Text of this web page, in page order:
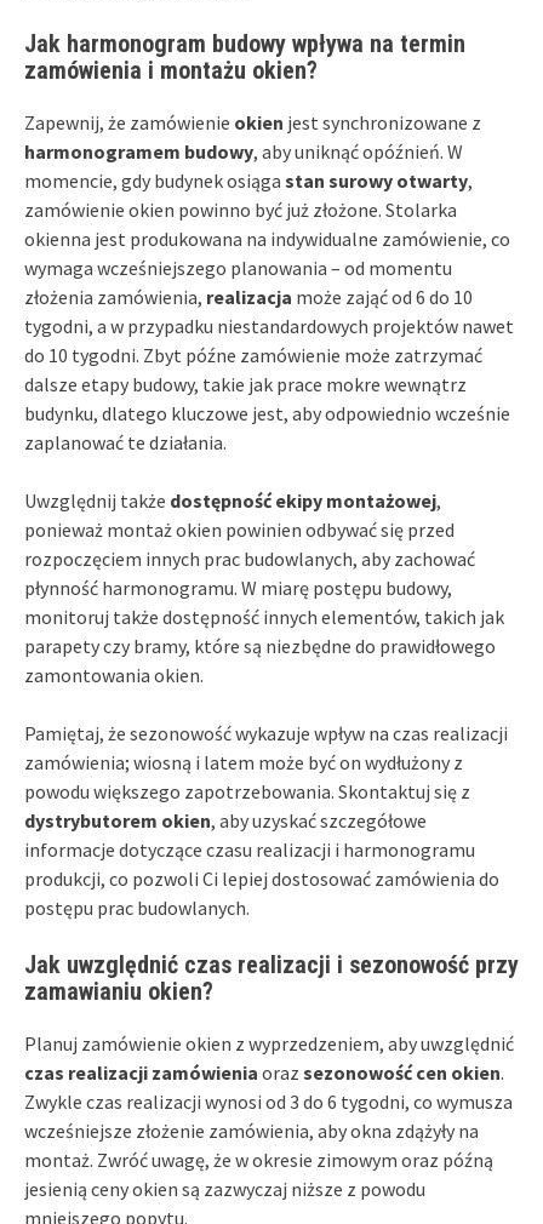
Jak harmonogram budowy wpływa na termin
zamówienia i montażu okien?
Zapewnij, że zamówienie okien jest synchronizowane z
harmonogramem budowy, aby uniknąć opóźnień. W
momencie, gdy budynek osiąga stan surowy otwarty,
zamówienie okien powinno być już złożone. Stolarka
okienna jest produkowana na indywidualne zamówienie, co
wymaga wcześniejszego planowania – od momentu
złożenia zamówienia, realizacja może zająć od 6 do 10
tygodni, a w przypadku niestandardowych projektów nawet
do 10 tygodni. Zbyt późne zamówienie może zatrzymać
dalsze etapy budowy, takie jak prace mokre wewnątrz
budynku, dlatego kluczowe jest, aby odpowiednio wcześnie
zaplanować te działania.
Uwzględnij także dostępność ekipy montażowej,
ponieważ montaż okien powinien odbywać się przed
rozpoczęciem innych prac budowlanych, aby zachować
płynność harmonogramu. W miarę postępu budowy,
monitoruj także dostępność innych elementów, takich jak
parapety czy bramy, które są niezbędne do prawidłowego
zamontowania okien.
Pamiętaj, że sezonowość wykazuje wpływ na czas realizacji
zamówienia; wiosną i latem może być on wydłużony z
powodu większego zapotrzebowania. Skontaktuj się z
dystrybutorem okien, aby uzyskać szczegółowe
informacje dotyczące czasu realizacji i harmonogramu
produkcji, co pozwoli Ci lepiej dostosować zamówienia do
postępu prac budowlanych.
Jak uwzględnić czas realizacji i sezonowość przy
zamawianiu okien?
Planuj zamówienie okien z wyprzedzeniem, aby uwzględnić
czas realizacji zamówienia oraz sezonowość cen okien.
Zwykle czas realizacji wynosi od 3 do 6 tygodni, co wymusza
wcześniejsze złożenie zamówienia, aby okna zdążyły na
montaż. Zwróć uwagę, że w okresie zimowym oraz późną
jesienią ceny okien są zazwyczaj niższe z powodu
mniejszego popytu.